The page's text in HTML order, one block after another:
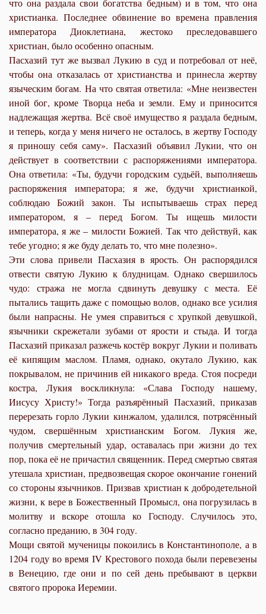
что она раздала свои богатства бедным) и в том, что она
христианка. Последнее обвинение во времена правления
императора Диоклетиана, жестоко преследовавшего
христиан, было особенно опасным.
Пасхазий тут же вызвал Лукию в суд и потребовал от неё,
чтобы она отказалась от христианства и принесла жертву
языческим богам. На что святая ответила: «Мне неизвестен
иной бог, кроме Творца неба и земли. Ему и приносится
надлежащая жертва. Всё своё имущество я раздала бедным,
и теперь, когда у меня ничего не осталось, в жертву Господу
я приношу себя саму». Пасхазий объявил Лукии, что он
действует в соответствии с распоряжениями императора.
Она ответила: «Ты, будучи городским судьёй, выполняешь
распоряжения императора; я же, будучи христианкой,
соблюдаю Божий закон. Ты испытываешь страх перед
императором, я – перед Богом. Ты ищешь милости
императора, я же – милости Божией. Так что действуй, как
тебе угодно; я же буду делать то, что мне полезно».
Эти слова привели Пасхазия в ярость. Он распорядился
отвести святую Лукию к блудницам. Однако свершилось
чудо: стража не могла сдвинуть девушку с места. Её
пытались тащить даже с помощью волов, однако все усилия
были напрасны. Не умея справиться с хрупкой девушкой,
язычники скрежетали зубами от ярости и стыда. И тогда
Пасхазий приказал разжечь костёр вокруг Лукии и поливать
её кипящим маслом. Пламя, однако, окутало Лукию, как
покрывалом, не причинив ей никакого вреда. Стоя посреди
костра, Лукия воскликнула: «Слава Господу нашему,
Иисусу Христу!» Тогда разъярённый Пасхазий, приказав
перерезать горло Лукии кинжалом, удалился, потрясённый
чудом, свершённым христианским Богом. Лукия же,
получив смертельный удар, оставалась при жизни до тех
пор, пока её не причастил священник. Перед смертью святая
утешала христиан, предвозвещая скорое окончание гонений
со стороны язычников. Призвав христиан к добродетельной
жизни, к вере в Божественный Промысл, она погрузилась в
молитву и вскоре отошла ко Господу. Случилось это,
согласно преданию, в 304 году.
Мощи святой мученицы покоились в Константинополе, а в
1204 году во время IV Крестового похода были перевезены
в Венецию, где они и по сей день пребывают в церкви
святого пророка Иеремии.